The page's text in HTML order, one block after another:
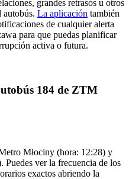
grandes retrasos u otros
autobús. La aplicación también
de cualquier alerta
para que puedas planificar
activa o futura.
184 de ZTM
Młociny (hora: 12:28) y
Puedes ver la frecuencia de los
exactos abriendo la